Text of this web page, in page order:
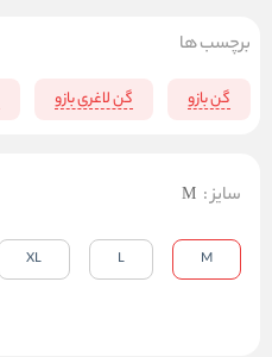
برچسب ها
گن بازو گن لاغری بازو
سایز:
M
M
L
XL